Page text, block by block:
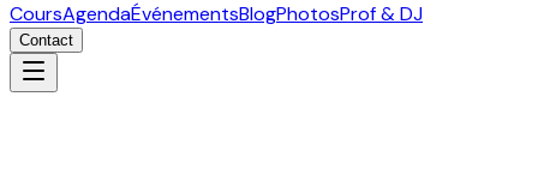
CoursAgendaÉvénementsBlogPhotosProf & DJ
Contact